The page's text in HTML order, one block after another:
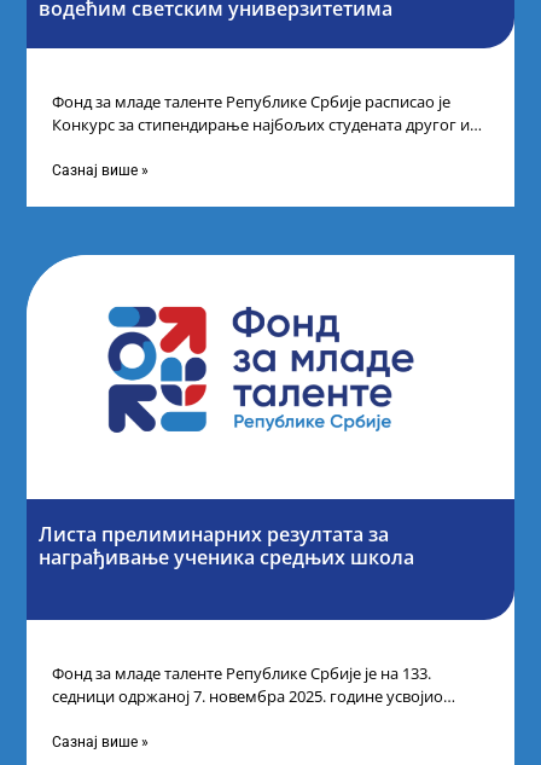
водећим светским универзитетима
Фонд за младе таленте Републике Србије расписао је
Конкурс за стипендирање најбољих студената другог и
Сазнај више »
Листа прелиминарних резултата за
награђивање ученика средњих школа
Фонд за младе таленте Републике Србије је на 133.
седници одржаној 7. новембра 2025. године усвојио
Сазнај више »